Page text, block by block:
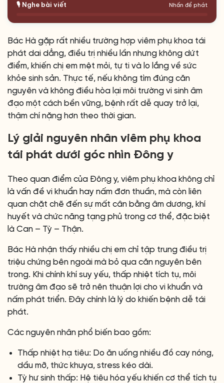
🎙️ Nghe bài viết Nhấn để phát
Bác Hà gặp rất nhiều trường hợp viêm phụ khoa tái
phát dai dẳng, điều trị nhiều lần nhưng không dứt
điểm, khiến chị em mệt mỏi, tự ti và lo lắng về sức
khỏe sinh sản. Thực tế, nếu không tìm đúng căn
nguyên và không điều hòa lại môi trường vi sinh âm
đạo một cách bền vững, bệnh rất dễ quay trở lại,
thậm chí nặng hơn theo thời gian.
Lý giải nguyên nhân viêm phụ khoa
tái phát dưới góc nhìn Đông y
Theo quan điểm của Đông y, viêm phụ khoa không chỉ
là vấn đề vi khuẩn hay nấm đơn thuần, mà còn liên
quan chặt chẽ đến sự mất cân bằng âm dương, khí
huyết và chức năng tạng phủ trong cơ thể, đặc biệt
là Can – Tỳ – Thận.
Bác Hà nhận thấy nhiều chị em chỉ tập trung điều trị
triệu chứng bên ngoài mà bỏ qua căn nguyên bên
trong. Khi chính khí suy yếu, thấp nhiệt tích tụ, môi
trường âm đạo sẽ trở nên thuận lợi cho vi khuẩn và
nấm phát triển. Đây chính là lý do khiến bệnh dễ tái
phát.
Các nguyên nhân phổ biến bao gồm:
Thấp nhiệt hạ tiêu: Do ăn uống nhiều đồ cay nóng,
dầu mỡ, thức khuya, stress kéo dài.
Tỳ hư sinh thấp: Hệ tiêu hóa yếu khiến cơ thể tích tụ